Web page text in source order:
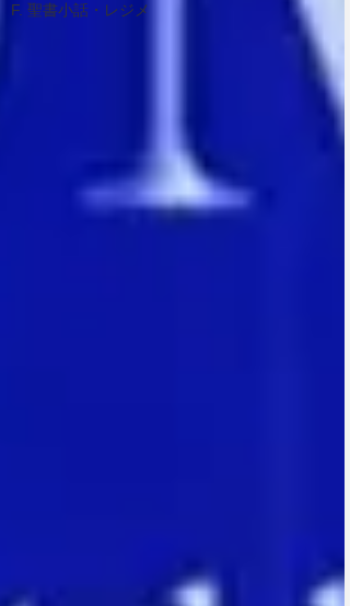
F. 聖書小話・レジメ